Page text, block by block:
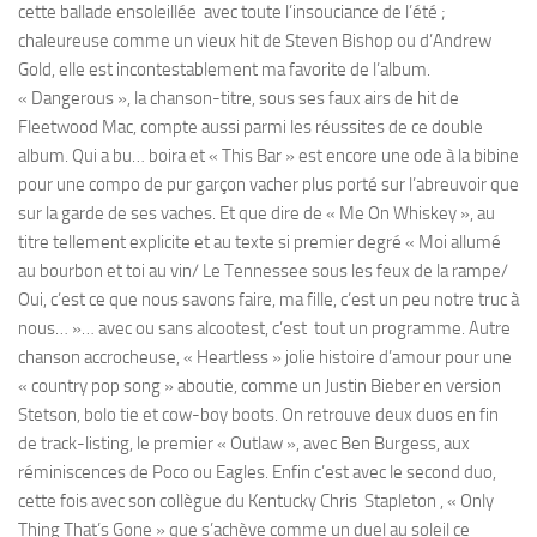
cette ballade ensoleillée avec toute l’insouciance de l’été ;
chaleureuse comme un vieux hit de Steven Bishop ou d’Andrew
Gold, elle est incontestablement ma favorite de l’album.
« Dangerous », la chanson-titre, sous ses faux airs de hit de
Fleetwood Mac, compte aussi parmi les réussites de ce double
album. Qui a bu… boira et « This Bar » est encore une ode à la bibine
pour une compo de pur garçon vacher plus porté sur l’abreuvoir que
sur la garde de ses vaches. Et que dire de « Me On Whiskey », au
titre tellement explicite et au texte si premier degré « Moi allumé
au bourbon et toi au vin/ Le Tennessee sous les feux de la rampe/
Oui, c’est ce que nous savons faire, ma fille, c’est un peu notre truc à
nous… »… avec ou sans alcootest, c’est tout un programme. Autre
chanson accrocheuse, « Heartless » jolie histoire d’amour pour une
« country pop song » aboutie, comme un Justin Bieber en version
Stetson, bolo tie et cow-boy boots. On retrouve deux duos en fin
de track-listing, le premier « Outlaw », avec Ben Burgess, aux
réminiscences de Poco ou Eagles. Enfin c’est avec le second duo,
cette fois avec son collègue du Kentucky Chris Stapleton , « Only
Thing That’s Gone » que s’achève comme un duel au soleil ce